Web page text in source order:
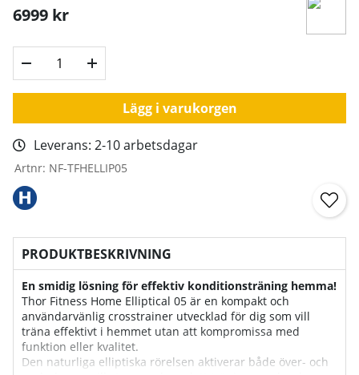
6999 kr
Lägg i varukorgen
Leverans: 2-10 arbetsdagar
Artnr: NF-TFHELLIP05
PRODUKTBESKRIVNING
En smidig lösning för effektiv konditionsträning hemma!
Thor Fitness Home Elliptical 05 är en kompakt och
användarvänlig crosstrainer utvecklad för dig som vill
träna effektivt i hemmet utan att kompromissa med
funktion eller kvalitet.
Den naturliga elliptiska rörelsen aktiverar både över- och